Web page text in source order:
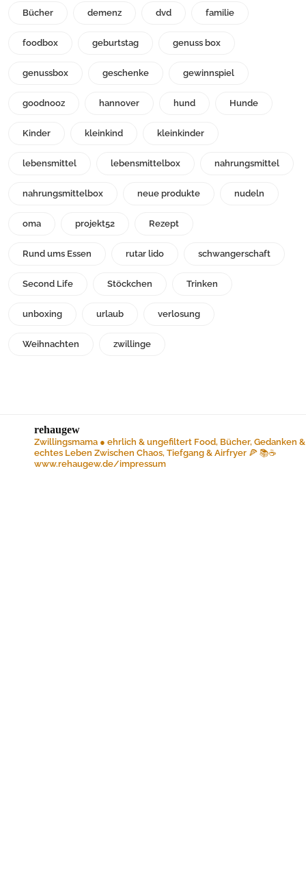
Bücher demenz dvd familie
foodbox geburtstag genuss box
genussbox geschenke gewinnspiel
goodnooz hannover hund Hunde
Kinder kleinkind kleinkinder
lebensmittel lebensmittelbox nahrungsmittel
nahrungsmittelbox neue produkte nudeln
oma projekt52 Rezept
Rund ums Essen rutar lido schwangerschaft
Second Life Stöckchen Trinken
unboxing urlaub verlosung
Weihnachten zwillinge
rehaugew
Zwillingsmama ● ehrlich & ungefiltert Food, Bücher, Gedanken &
echtes Leben Zwischen Chaos, Tiefgang & Airfryer 🍕 📚☕️
www.rehaugew.de/impressum